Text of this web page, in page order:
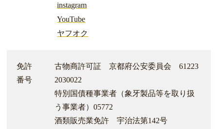
instagram
YouTube
ヤフオク
免許
番号
古物商許可証 京都府公安委員会 61223
2030022
特別国債種事業者（象牙製品等を取り扱
う事業者）05772
酒類販売業免許 宇治法第142号